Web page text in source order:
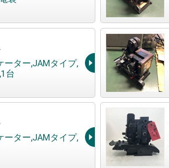
ーター,JAMタイプ,
台
ーター,JAMタイプ,